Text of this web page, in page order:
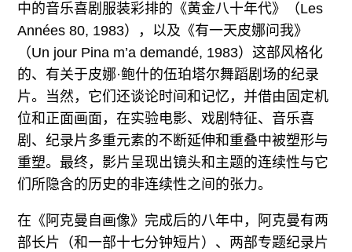
中的音乐喜剧服装彩排的《黄金八十年代》（Les
Années 80, 1983），以及《有一天皮娜问我》
（Un jour Pina m’a demandé, 1983）这部风格化
的、有关于皮娜·鲍什的伍珀塔尔舞蹈剧场的纪录
片。当然，它们还谈论时间和记忆，并借由固定机
位和正面画面，在实验电影、戏剧特征、音乐喜
剧、纪录片多重元素的不断延伸和重叠中被塑形与
重塑。最终，影片呈现出镜头和主题的连续性与它
们所隐含的历史的非连续性之间的张力。
在《阿克曼自画像》完成后的八年中，阿克曼有两
部长片（和一部十七分钟短片）、两部专题纪录片